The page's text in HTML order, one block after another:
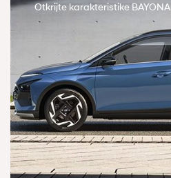
Otkrijte karakteristike BAYONA